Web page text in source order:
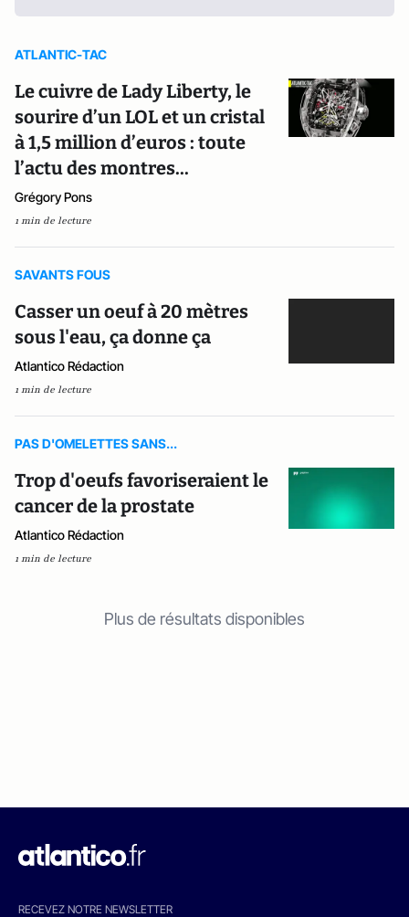
ATLANTIC-TAC
Le cuivre de Lady Liberty, le
sourire d’un LOL et un cristal
à 1,5 million d’euros : toute
l’actu des montres...
Grégory Pons
1 min de lecture
SAVANTS FOUS
Casser un oeuf à 20 mètres
sous l'eau, ça donne ça
Atlantico Rédaction
1 min de lecture
PAS D'OMELETTES SANS...
Trop d'oeufs favoriseraient le
cancer de la prostate
Atlantico Rédaction
1 min de lecture
Plus de résultats disponibles
RECEVEZ NOTRE NEWSLETTER